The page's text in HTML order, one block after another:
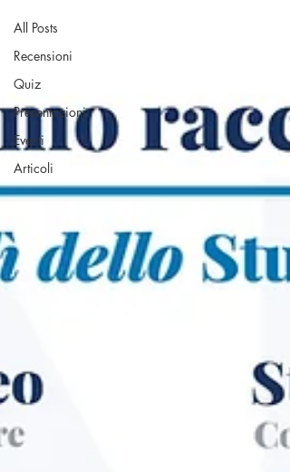
All Posts
Recensioni
Quiz
Presentazioni
Eventi
Articoli